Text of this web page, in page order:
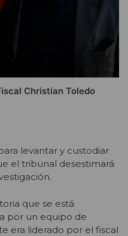
Christian Toledo
levantar y custodiar
el tribunal desestimará
que se está
por un equipo de
era liderado por el fiscal